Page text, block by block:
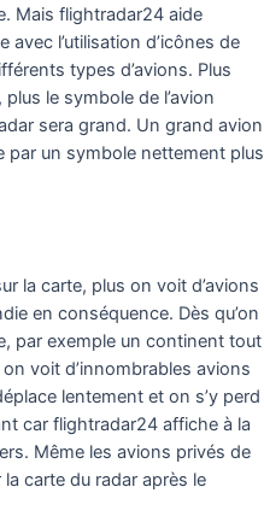
Mais flightradar24 aide
avec l’utilisation d’icônes de
types d’avions. Plus
le symbole de l’avion
sera grand. Un grand avion
par un symbole nettement plus
la carte, plus on voit d’avions
en conséquence. Dès qu’on
par exemple un continent tout
voit d’innombrables avions
lentement et on s’y perd
car flightradar24 affiche à la
Même les avions privés de
carte du radar après le